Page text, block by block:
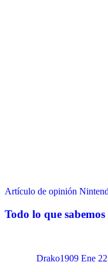
Artículo de opinión
Todo lo que
Drako1909 Ene